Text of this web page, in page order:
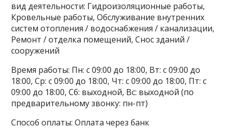
вид деятельности: Гидроизоляционные работы,
Кровельные работы, Обслуживание внутренних
систем отопления / водоснабжения / канализации,
Ремонт / отделка помещений, Снос зданий /
сооружений
Время работы: Пн: с 09:00 до 18:00, Вт: с 09:00 до
18:00, Ср: с 09:00 до 18:00, Чт: с 09:00 до 18:00, Пт: с
09:00 до 18:00, Сб: выходной, Вс: выходной (по
предварительному звонку: пн-пт)
Способ оплаты: Оплата через банк